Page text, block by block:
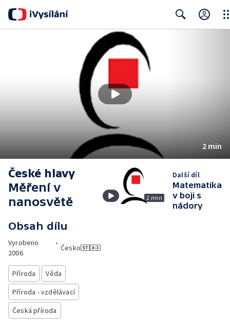
2 min
České hlavy
Měření v
nanosvětě
Obsah dílu
Vyrobeno
2006
•
Česko
Příroda
Věda
Příroda - vzdělávací
Česká příroda
2 min
Další díl
Matematika
v boji s
nádory